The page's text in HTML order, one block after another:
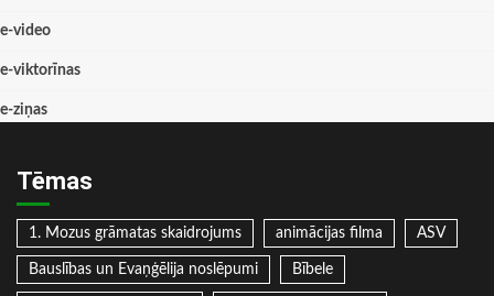
e-video
e-viktorīnas
e-ziņas
Tēmas
1. Mozus grāmatas skaidrojums animācijas filma ASV
Bauslības un Evaņģēlija noslēpumi Bībele